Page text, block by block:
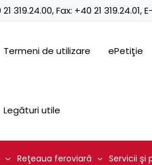
319.24.00, Fax: +40 21 319.24.01,
Termeni de utilizare ePetiţie
Legături utile
Reţeaua feroviară Servicii şi